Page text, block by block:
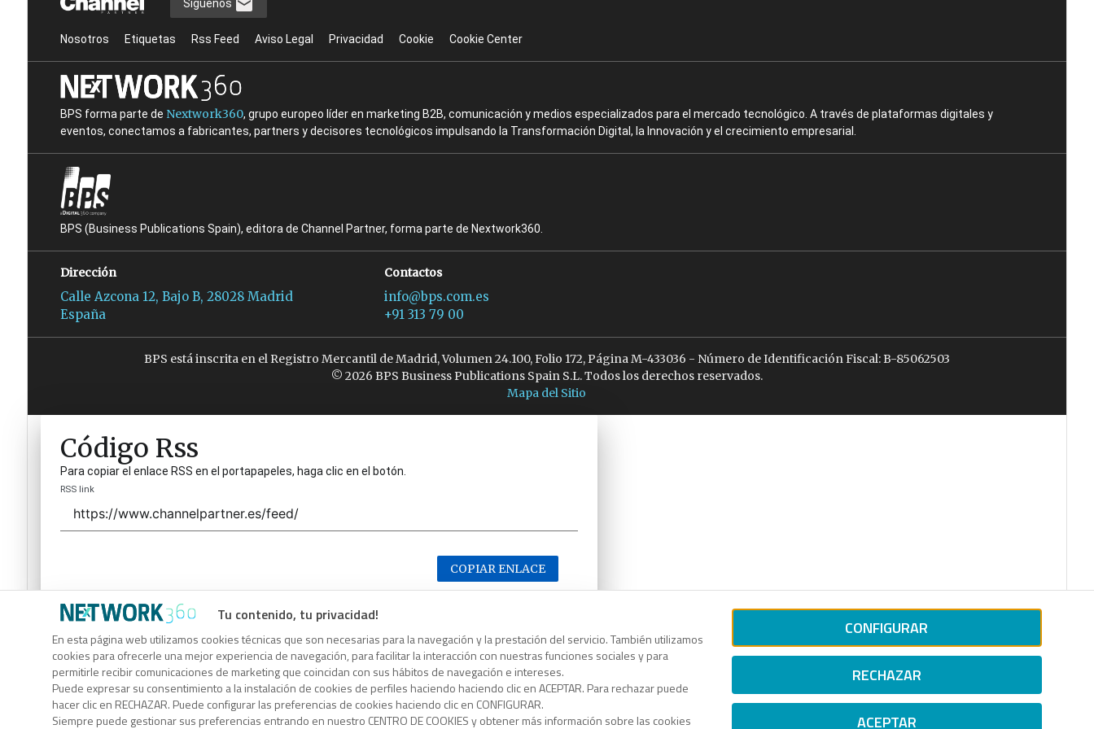
Tu contenido, tu privacidad!
En esta página web utilizamos cookies técnicas que son necesarias para la navegación y la prestación del servicio. También utilizamos
cookies para ofrecerle una mejor experiencia de navegación, para facilitar la interacción con nuestras funciones sociales y para
permitirle recibir comunicaciones de marketing que coincidan con sus hábitos de navegación e intereses.
Puede expresar su consentimiento a la instalación de cookies de perfiles haciendo haciendo clic en ACEPTAR. Para rechazar puede
hacer clic en RECHAZAR. Puede configurar las preferencias de cookies haciendo clic en CONFIGURAR.
Siempre puede gestionar sus preferencias entrando en nuestro CENTRO DE COOKIES y obtener más información sobre las cookies
CONFIGURAR
RECHAZAR
ACEPTAR
Síguenos
Nosotros Etiquetas Rss Feed Aviso Legal Privacidad Cookie Cookie Center
BPS forma parte de Nextwork360, grupo europeo líder en marketing B2B, comunicación y medios especializados para el mercado tecnológico. A través de plataformas digitales y
eventos, conectamos a fabricantes, partners y decisores tecnológicos impulsando la Transformación Digital, la Innovación y el crecimiento empresarial.
BPS (Business Publications Spain), editora de Channel Partner, forma parte de Nextwork360.
Dirección
Calle Azcona 12, Bajo B, 28028 Madrid
España
Contactos
info@bps.com.es
+91 313 79 00
BPS está inscrita en el Registro Mercantil de Madrid, Volumen 24.100, Folio 172, Página M-433036 - Número de Identificación Fiscal: B-85062503
© 2026 BPS Business Publications Spain S.L. Todos los derechos reservados.
Mapa del Sitio
Código Rss
Para copiar el enlace RSS en el portapapeles, haga clic en el botón.
RSS link
COPIAR ENLACE
Código Rss
Para copiar el enlace RSS en el portapapeles, haga clic en el botón.